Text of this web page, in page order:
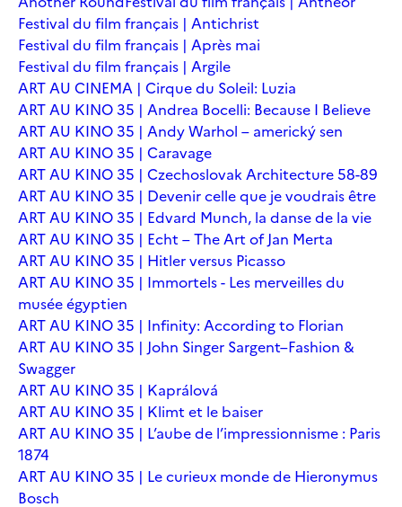
Festival du film français | Antichrist
Festival du film français | Après mai
Festival du film français | Argile
ART AU CINEMA | Cirque du Soleil: Luzia
ART AU KINO 35 | Andrea Bocelli: Because I Believe
ART AU KINO 35 | Andy Warhol – americký sen
ART AU KINO 35 | Caravage
ART AU KINO 35 | Czechoslovak Architecture 58-89
ART AU KINO 35 | Devenir celle que je voudrais être
ART AU KINO 35 | Edvard Munch, la danse de la vie
ART AU KINO 35 | Echt – The Art of Jan Merta
ART AU KINO 35 | Hitler versus Picasso
ART AU KINO 35 | Immortels - Les merveilles du
musée égyptien
ART AU KINO 35 | Infinity: According to Florian
ART AU KINO 35 | John Singer Sargent–Fashion &
Swagger
ART AU KINO 35 | Kaprálová
ART AU KINO 35 | Klimt et le baiser
ART AU KINO 35 | L’aube de l’impressionnisme : Paris
1874
ART AU KINO 35 | Le curieux monde de Hieronymus
Bosch